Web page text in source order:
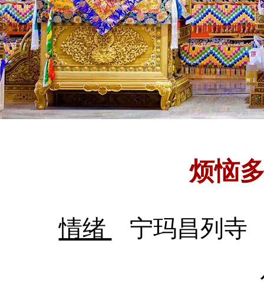
烦恼
情绪
宁玛昌列寺